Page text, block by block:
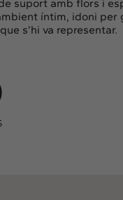
suport amb flors i
íntim, idoni per
s’hi va representar.